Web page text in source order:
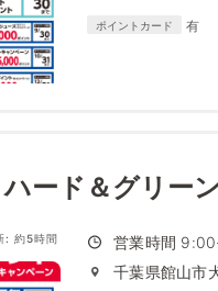
ポイントカード 有
ード＆グリー
: 約5時間
営業時間
千葉県館山市